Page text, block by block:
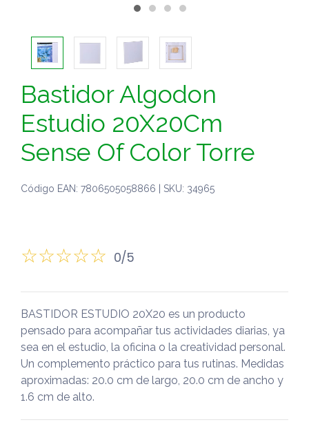
Bastidor Algodon
Estudio 20X20Cm
Sense Of Color Torre
Código EAN: 7806505058866 | SKU: 34965
0/5
BASTIDOR ESTUDIO 20X20 es un producto
pensado para acompañar tus actividades diarias, ya
sea en el estudio, la oficina o la creatividad personal.
Un complemento práctico para tus rutinas. Medidas
aproximadas: 20.0 cm de largo, 20.0 cm de ancho y
1.6 cm de alto.